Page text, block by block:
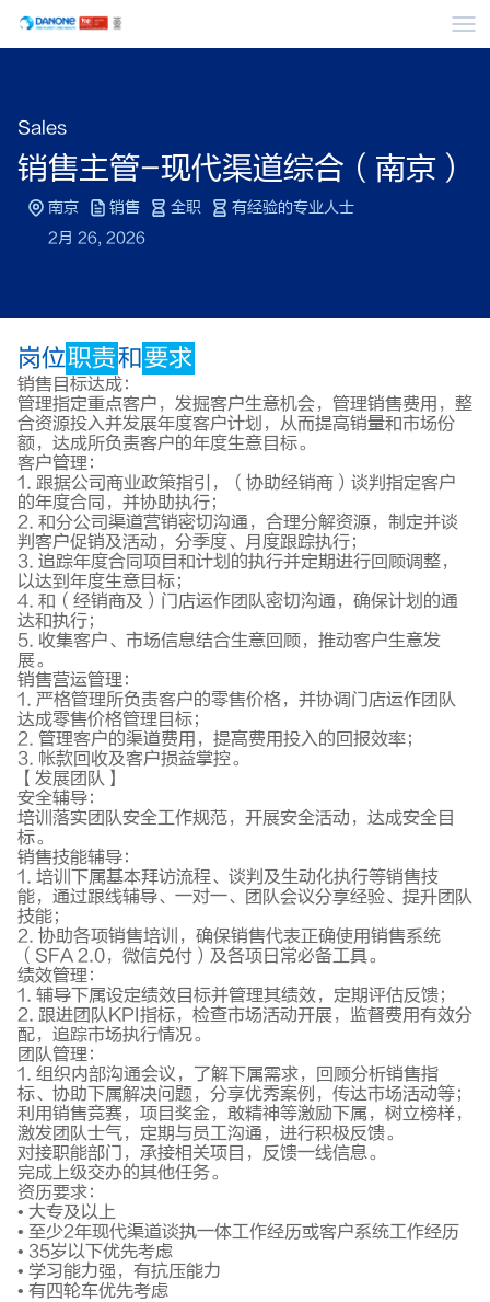
Sales
销售主管-现代渠道综合（南京）
南京 销售 全职
有经验的专业人士
2月 26, 2026
岗位职责和要求
销售目标达成：
管理指定重点客户，发掘客户生意机会，管理销售费用，整
合资源投入并发展年度客户计划，从而提高销量和市场份
额，达成所负责客户的年度生意目标。
客户管理：
1. 跟据公司商业政策指引，（协助经销商）谈判指定客户
的年度合同，并协助执行；
2. 和分公司渠道营销密切沟通，合理分解资源，制定并谈
判客户促销及活动，分季度、月度跟踪执行；
3. 追踪年度合同项目和计划的执行并定期进行回顾调整，
以达到年度生意目标；
4. 和（经销商及）门店运作团队密切沟通，确保计划的通
达和执行；
5. 收集客户、市场信息结合生意回顾，推动客户生意发
展。
销售营运管理：
1. 严格管理所负责客户的零售价格，并协调门店运作团队
达成零售价格管理目标；
2. 管理客户的渠道费用，提高费用投入的回报效率；
3. 帐款回收及客户损益掌控。
【发展团队】
安全辅导：
培训落实团队安全工作规范，开展安全活动，达成安全目
标。
销售技能辅导：
1. 培训下属基本拜访流程、谈判及生动化执行等销售技
能，通过跟线辅导、一对一、团队会议分享经验、提升团队
技能；
2. 协助各项销售培训，确保销售代表正确使用销售系统
（SFA 2.0，微信兑付）及各项日常必备工具。
绩效管理：
1. 辅导下属设定绩效目标并管理其绩效，定期评估反馈；
2. 跟进团队KPI指标，检查市场活动开展，监督费用有效分
配，追踪市场执行情况。
团队管理：
1. 组织内部沟通会议，了解下属需求，回顾分析销售指
标、协助下属解决问题，分享优秀案例，传达市场活动等；
利用销售竞赛，项目奖金，敢精神等激励下属，树立榜样，
激发团队士气，定期与员工沟通，进行积极反馈。
对接职能部门，承接相关项目，反馈一线信息。
完成上级交办的其他任务。
资历要求：
• 大专及以上
• 至少2年现代渠道谈执一体工作经历或客户系统工作经历
• 35岁以下优先考虑
• 学习能力强，有抗压能力
• 有四轮车优先考虑